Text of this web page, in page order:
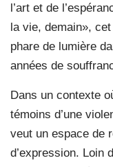
l’art et de
la vie, demain»,
phare de lumière
années de
Dans un contexte
témoins d’une
veut un espace de
d’expression. Loin